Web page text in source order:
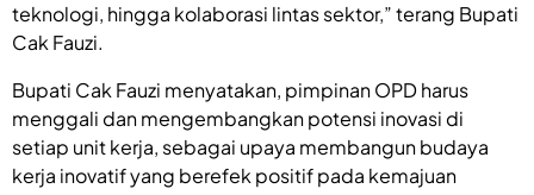
teknologi, hingga kolaborasi lintas sektor,” terang Bupati
Cak Fauzi.
Bupati Cak Fauzi menyatakan, pimpinan OPD harus
menggali dan mengembangkan potensi inovasi di
setiap unit kerja, sebagai upaya membangun budaya
kerja inovatif yang berefek positif pada kemajuan